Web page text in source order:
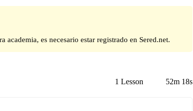
academia, es necesario estar registrado en Sered.net.
1 Lesson 52m 18s